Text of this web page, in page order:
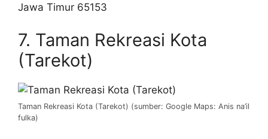
Jawa Timur 65153
7. Taman Rekreasi Kota
(Tarekot)
Taman Rekreasi Kota (Tarekot) (sumber: Google Maps: Anis na’il
fulka)